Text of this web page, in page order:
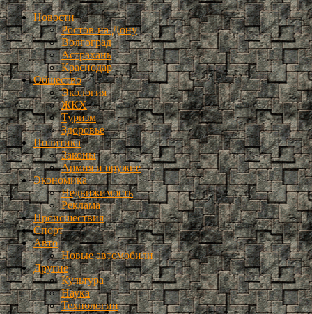
Новости
Ростов-на-Дону
Волгоград
Астрахань
Краснодар
Общество
Экология
ЖКХ
Туризм
Здоровье
Политика
Законы
Армия и оружие
Экономика
Недвижимость
Реклама
Происшествия
Спорт
Авто
Новые автомобили
Другие
Культура
Наука
Технологии